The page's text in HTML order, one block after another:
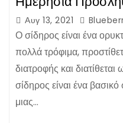
Αυγ 13, 2021
Ο σίδηρος είναι ένα
πολλά τρόφιμα,
διατροφής και
σίδηρος είναι ένα
μιας…